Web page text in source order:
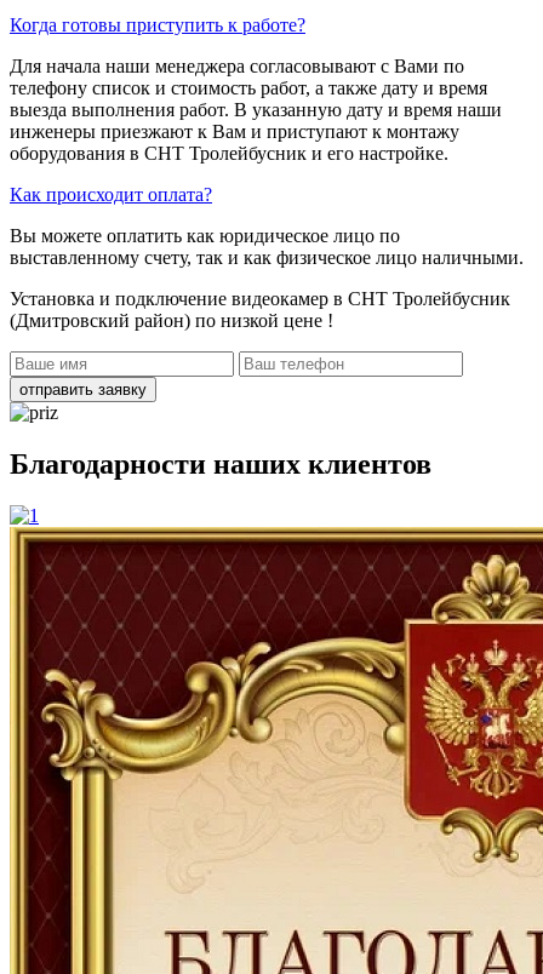
Когда готовы приступить к работе?
Для начала наши менеджера согласовывают с Вами по
телефону список и стоимость работ, а также дату и время
выезда выполнения работ. В указанную дату и время наши
инженеры приезжают к Вам и приступают к монтажу
оборудования в СНТ Тролейбусник и его настройке.
Как происходит оплата?
Вы можете оплатить как юридическое лицо по
выставленному счету, так и как физическое лицо наличными.
Установка и подключение видеокамер в СНТ Тролейбусник
(Дмитровский район) по низкой цене !
отправить заявку
Благодарности наших клиентов